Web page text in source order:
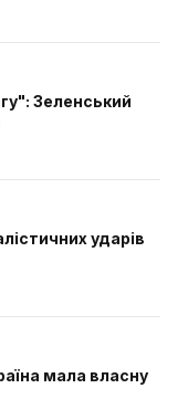
Зеленський
ударів
мала власну